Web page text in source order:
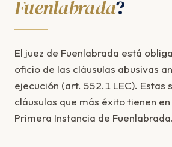
Fuenlabrada?
El juez de Fuenlabrada está
oficio de las cláusulas abusivas
ejecución (art. 552.1 LEC). Estas
cláusulas que más éxito tienen
Primera Instancia de Fuenlabrada.